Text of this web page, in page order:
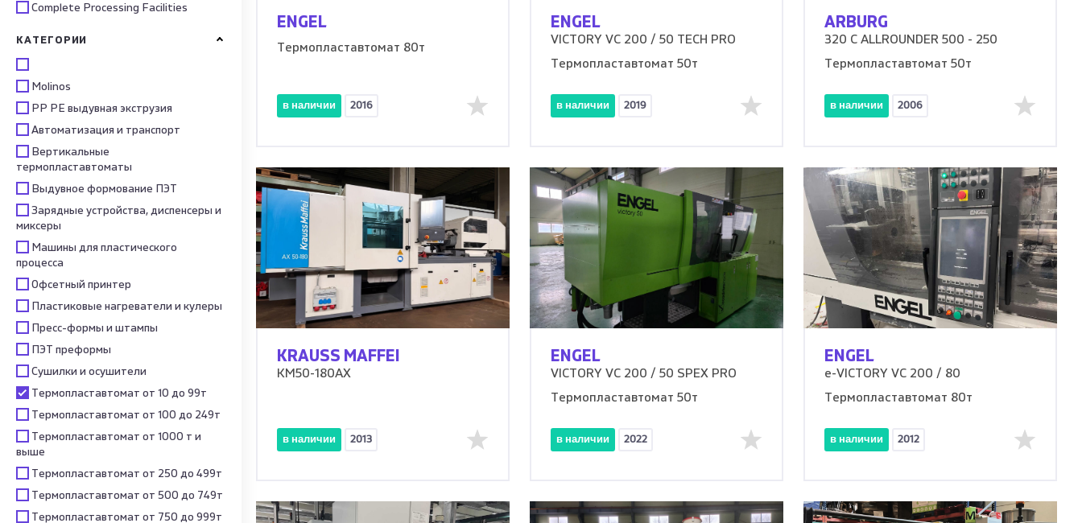
Complete Processing Facilities
КАТЕГОРИИ
Molinos
PP PE выдувная экструзия
Автоматизация и транспорт
Вертикальные
термопластавтоматы
Выдувное формование ПЭТ
Зарядные устройства, диспенсеры и
миксеры
Машины для пластического
процесса
Офсетный принтер
Пластиковые нагреватели и кулеры
Пресс-формы и штампы
ПЭТ преформы
Сушилки и осушители
Термопластавтомат от 10 до 99т
Термопластавтомат от 100 до 249т
Термопластавтомат от 1000 т и
выше
Термопластавтомат от 250 до 499т
Термопластавтомат от 500 до 749т
Термопластавтомат от 750 до 999т
ENGEL
Термопластавтомат 80т
в наличии 2016
ENGEL
VICTORY VC 200 / 50 TECH PRO
Термопластавтомат 50т
в наличии 2019
ARBURG
320 C ALLROUNDER 500 - 250
Термопластавтомат 50т
в наличии 2006
KRAUSS MAFFEI
KM50-180AX
в наличии 2013
ENGEL
VICTORY VC 200 / 50 SPEX PRO
Термопластавтомат 50т
в наличии 2022
ENGEL
e-VICTORY VC 200 / 80
Термопластавтомат 80т
в наличии 2012